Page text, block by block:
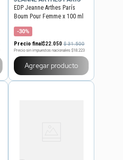
EDP Jeanne Arthes París
Boum Pour Femme x 100 ml
-30%
Precio final$22.050 $31.500
Precio sin impuestos nacionales $18.223
Agregar producto